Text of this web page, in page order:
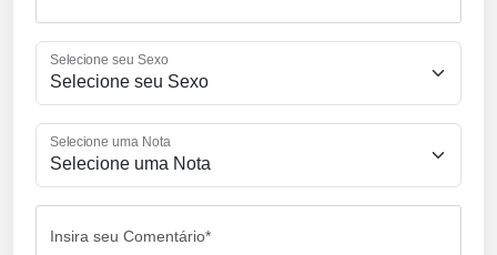
Selecione seu Sexo
Selecione uma Nota
Insira seu Comentário*